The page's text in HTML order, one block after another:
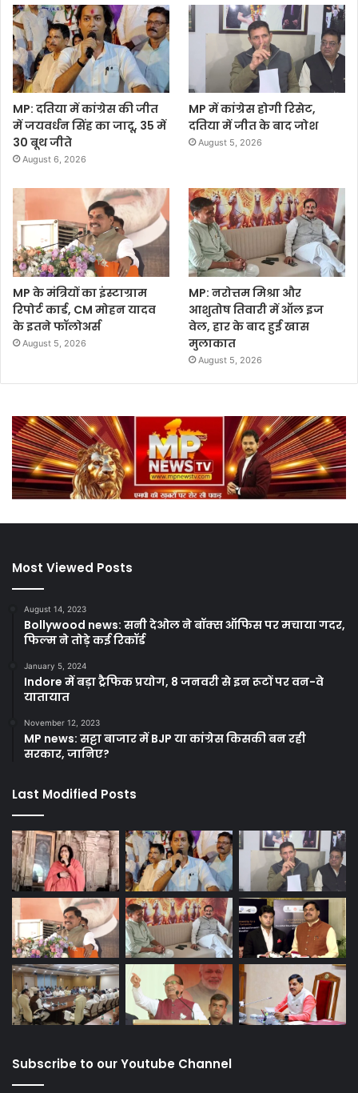
MP: दतिया में कांग्रेस की जीत
में जयवर्धन सिंह का जादू, 35 में
30 बूथ जीते
August 6, 2026
MP में कांग्रेस होगी रिसेट,
दतिया में जीत के बाद जोश
August 5, 2026
MP के मंत्रियों का इंस्टाग्राम
रिपोर्ट कार्ड, CM मोहन यादव
के इतने फॉलोअर्स
August 5, 2026
MP: नरोत्तम मिश्रा और
आशुतोष तिवारी में ऑल इज
वेल, हार के बाद हुई खास
मुलाकात
August 5, 2026
Most Viewed Posts
August 14, 2023
Bollywood news: सनी देओल ने बॉक्स ऑफिस पर मचाया गदर,
फिल्म ने तोड़े कई रिकॉर्ड
January 5, 2024
Indore में बड़ा ट्रैफिक प्रयोग, 8 जनवरी से इन रूटों पर वन-वे
यातायात
November 12, 2023
MP news: सट्टा बाजार में BJP या कांग्रेस किसकी बन रही
सरकार, जानिए?
Last Modified Posts
Subscribe to our Youtube Channel